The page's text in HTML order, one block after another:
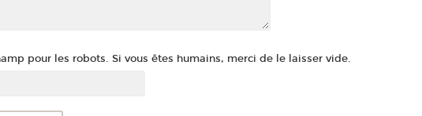
pour les robots. Si vous êtes humains, merci de le laisser vide.